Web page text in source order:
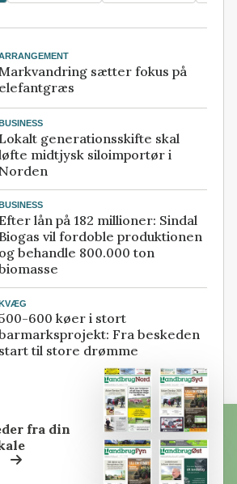
Markvandring sætter fokus på
elefantgræs
Lokalt generationsskifte skal
midtjysk siloimportør i
Norden
BUSINESS
Efter lån på 182 millioner: Sindal
Biogas vil fordoble produktionen
og behandle 800.000 ton
600 køer i stort
Fra beskeden
start til store drømme
fra din